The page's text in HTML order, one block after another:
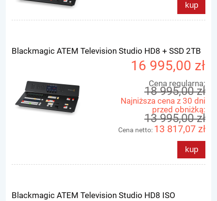
kup
Blackmagic ATEM Television Studio HD8 + SSD 2TB
16 995,00 zł
Cena regularna:
18 995,00 zł
Najniższa cena z 30 dni
przed obniżką:
13 995,00 zł
Cena netto: 13 817,07 zł
kup
Blackmagic ATEM Television Studio HD8 ISO